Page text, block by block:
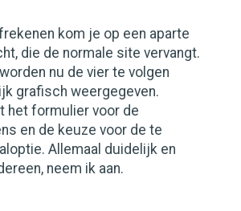
kom je op een aparte
die de normale site vervangt.
nu de vier te volgen
grafisch weergegeven.
het formulier voor de
en de keuze voor de te
Allemaal duidelijk en
neem ik aan.